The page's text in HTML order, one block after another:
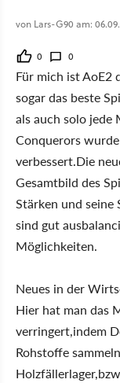
von Lars-G90 am:
0 0
Für mich ist AoE2
sogar das beste
als auch solo jede
Conquerors
verbessert.Die
Gesamtbild des
Stärken und seine
sind gut
Möglichkeiten.
Neues in der
Hier hat man das
verringert,indem
Rohstoffe